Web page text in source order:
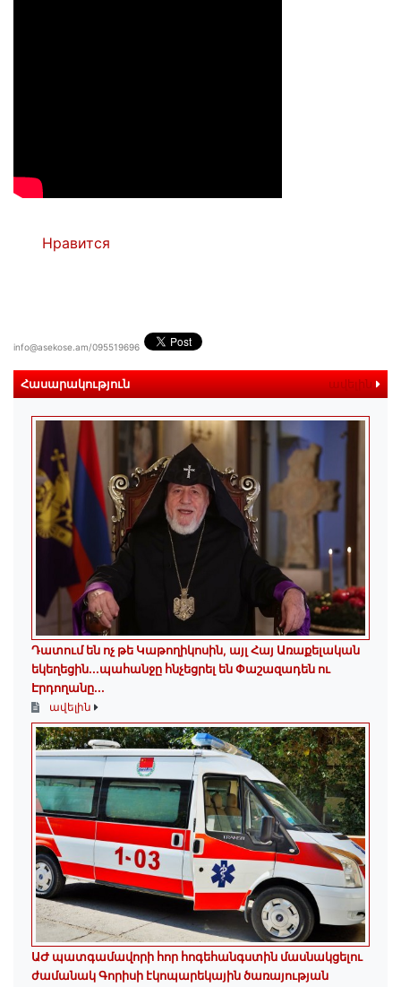
Нравится
info@asekose.am/095519696
Հասարակություն ավելին
Դատում են ոչ թե Կաթողիկոսին, այլ Հայ Առաքելական
եկեղեցին․․․պահանջը հնչեցրել են Փաշազադեն ու
Էրդողանը․․․
ավելին
ԱԺ պատգամավորի հոր հոգեհանգստին մասնակցելու
ժամանակ Գորիսի էկոպարեկային ծառայության